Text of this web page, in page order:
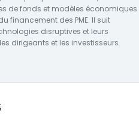
de fonds et modèles économiques
financement des PME. Il suit
disruptives et leurs
dirigeants et les investisseurs.